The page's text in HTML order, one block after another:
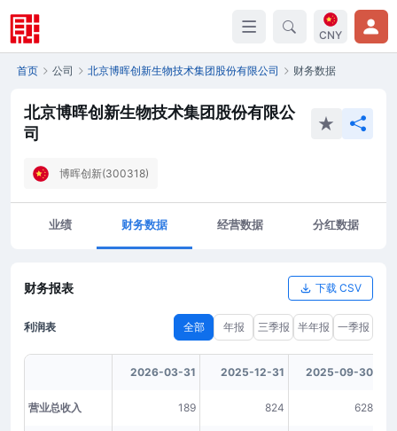
CNY
首页 公司 北京博晖创新生物技术集团股份有限公司 财务数据
北京博晖创新生物技术集团股份有限公
司
博晖创新(300318)
业绩 财务数据 经营数据 分红数据
财务报表 下载 CSV
利润表 全部 年报 三季报 半年报 一季报
2026-03-31 2025-12-31 2025-09-30
营业总收入 189 824 628